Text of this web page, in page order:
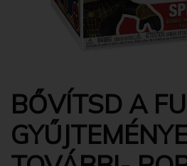
BŐVÍTSD A